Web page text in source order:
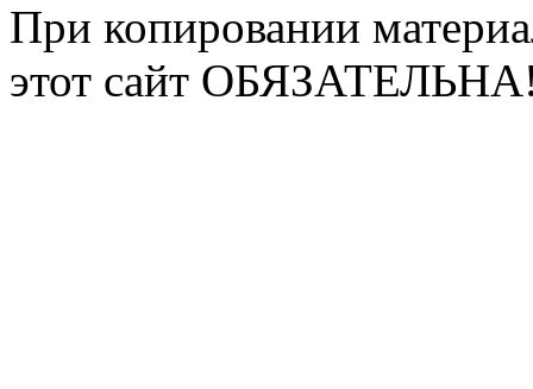
При копировании
этот сайт